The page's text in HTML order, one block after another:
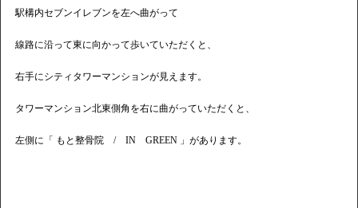
駅構内セブンイレブンを左へ曲がって
線路に沿って東に向かって歩いていただくと、
右手にシティタワーマンションが見えます。
タワーマンション北東側角を右に曲がっていただくと、
左側に「 もと整骨院 / IN GREEN 」があります。